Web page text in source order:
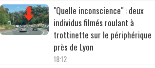
"Quelle inconscience" : deux
individus filmés roulant à
trottinette sur le périphérique
près de Lyon
18:12